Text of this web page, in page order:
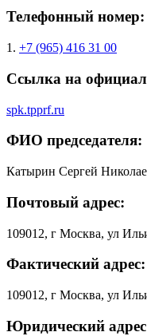
Телефонный номер:
1. +7 (965) 416 31 00
Ссылка на
spk.tpprf.ru
ФИО председателя:
Катырин Сергей
Почтовый адрес:
109012, г Москва, ул
Фактический адрес:
109012, г Москва, ул
Юридический